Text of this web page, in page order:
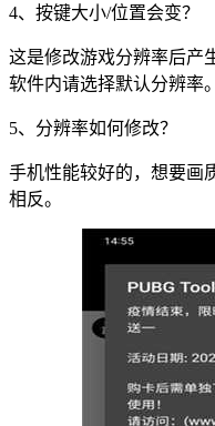
4、按键大小/位置会变？
这是修改游戏分辨率后产
软件内请选择默认分辨率。
5、分辨率如何修改？
手机性能较好的，想要画
相反。